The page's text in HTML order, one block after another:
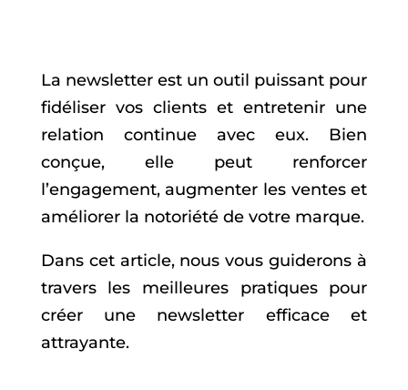
La newsletter est un outil puissant pour
fidéliser vos clients et entretenir une
relation continue avec eux. Bien
conçue, elle peut renforcer
l’engagement, augmenter les ventes et
améliorer la notoriété de votre marque.
Dans cet article, nous vous guiderons à
travers les meilleures pratiques pour
créer une newsletter efficace et
attrayante.